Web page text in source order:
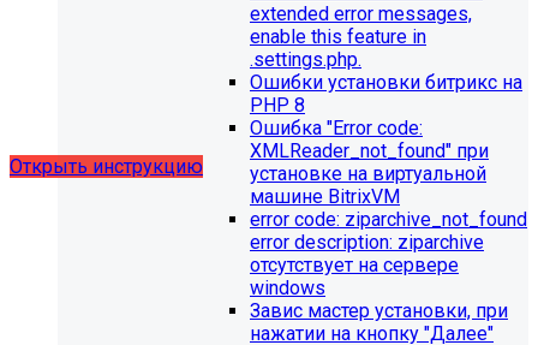
Для готовых решений, использующих модуль SIMAI-
SF4: Сведения об образовательной организации
выпущено обновление 1.14.11, согласно которому в
разделе "Педагогический состав"
можно разместить документ и скрыть таблицы.
Открыть инструкцию
extended error messages,
enable this feature in
.settings.php.
Ошибки установки битрикс на
PHP 8
Ошибка "Error сode:
XMLReader_not_found" при
установке на виртуальной
машине BitrixVM
error сode: ziparchive_not_found
error description: ziparchive
отсутствует на сервере
windows
Завис мастер установки, при
нажатии на кнопку "Далее"